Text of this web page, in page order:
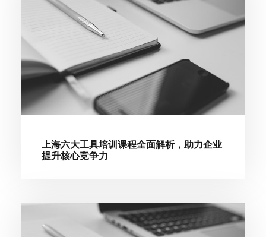
上海六大工具培训课程全面解析，助力企业
提升核心竞争力